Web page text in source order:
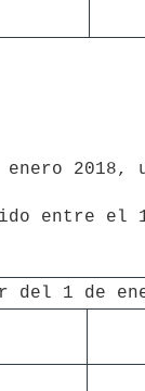
2018,
entre
1 de